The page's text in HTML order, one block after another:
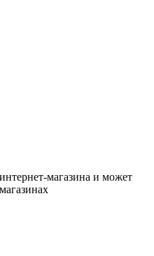
магазина и может